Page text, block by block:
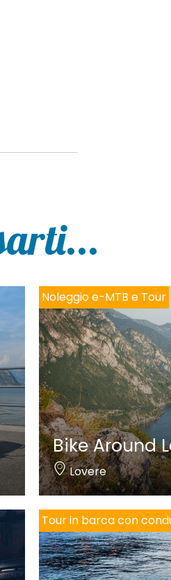
Noleggio e-MTB e Tour
Bike Around
Lovere
Tour in barca con